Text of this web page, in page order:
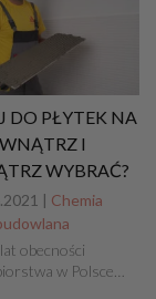
DO PŁYTEK NA
I
WYBRAĆ?
| Chemia
obecności
w Polsce…